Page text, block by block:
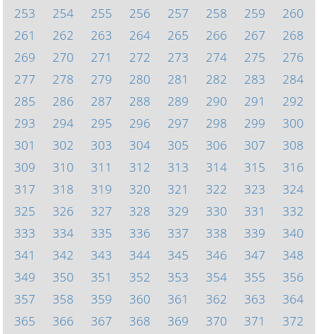
253
254 255 256 257 258 259
260
261
262 263 264 265 266 267
268
269
270 271 272 273 274 275
276
277
278 279 280 281 282 283
284
285
286 287 288 289 290 291
292
293
294 295 296 297 298 299
300
301
302 303 304 305 306 307
308
309
310 311 312 313 314 315
316
317
318 319 320 321 322 323
324
325
326 327 328 329 330 331
332
333
334 335 336 337 338 339
340
341
342 343 344 345 346 347
348
349
350 351 352 353 354 355
356
357
358 359 360 361 362 363
364
365
366 367 368 369 370 371 372